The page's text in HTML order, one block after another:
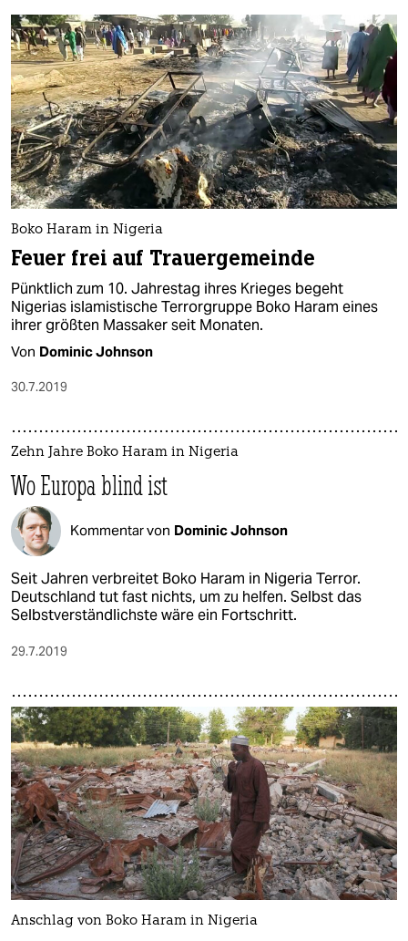
Boko Haram in Nigeria
Feuer frei auf Trauergemeinde
Pünktlich zum 10. Jahrestag ihres Krieges begeht
Nigerias islamistische Terrorgruppe Boko Haram eines
ihrer größten Massaker seit Monaten.
Von Dominic Johnson
30.7.2019
Zehn Jahre Boko Haram in Nigeria
Wo Europa blind ist
Kommentar von Dominic Johnson
Seit Jahren verbreitet Boko Haram in Nigeria Terror.
Deutschland tut fast nichts, um zu helfen. Selbst das
Selbstverständlichste wäre ein Fortschritt.
29.7.2019
Anschlag von Boko Haram in Nigeria